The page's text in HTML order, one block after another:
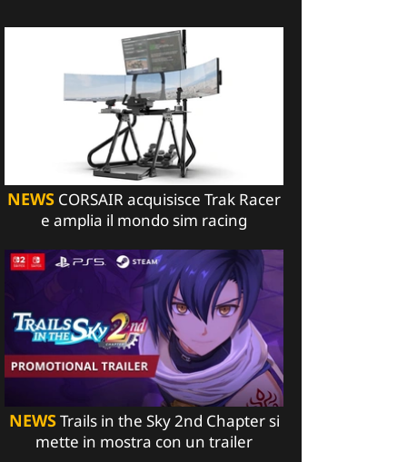
NEWS CORSAIR acquisisce Trak Racer
e amplia il mondo sim racing
NEWSTrails in the Sky 2nd Chapter si
mette in mostra con un trailer